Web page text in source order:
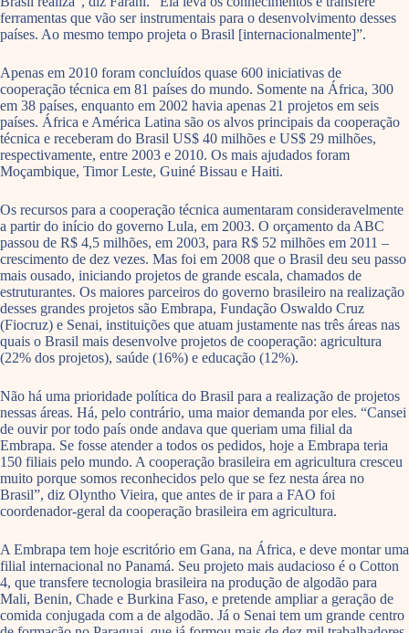
ferramentas que vão ser instrumentais para o desenvolvimento desses
países. Ao mesmo tempo projeta o Brasil [internacionalmente]”.
Apenas em 2010 foram concluídos quase 600 iniciativas de
cooperação técnica em 81 países do mundo. Somente na África, 300
em 38 países, enquanto em 2002 havia apenas 21 projetos em seis
países. África e América Latina são os alvos principais da cooperação
técnica e receberam do Brasil US$ 40 milhões e US$ 29 milhões,
respectivamente, entre 2003 e 2010. Os mais ajudados foram
Moçambique, Timor Leste, Guiné Bissau e Haiti.
Os recursos para a cooperação técnica aumentaram consideravelmente
a partir do início do governo Lula, em 2003. O orçamento da ABC
passou de R$ 4,5 milhões, em 2003, para R$ 52 milhões em 2011 –
crescimento de dez vezes. Mas foi em 2008 que o Brasil deu seu passo
mais ousado, iniciando projetos de grande escala, chamados de
estruturantes. Os maiores parceiros do governo brasileiro na realização
desses grandes projetos são Embrapa, Fundação Oswaldo Cruz
(Fiocruz) e Senai, instituições que atuam justamente nas três áreas nas
quais o Brasil mais desenvolve projetos de cooperação: agricultura
(22% dos projetos), saúde (16%) e educação (12%).
Não há uma prioridade política do Brasil para a realização de projetos
nessas áreas. Há, pelo contrário, uma maior demanda por eles. “Cansei
de ouvir por todo país onde andava que queriam uma filial da
Embrapa. Se fosse atender a todos os pedidos, hoje a Embrapa teria
150 filiais pelo mundo. A cooperação brasileira em agricultura cresceu
muito porque somos reconhecidos pelo que se fez nesta área no
Brasil”, diz Olyntho Vieira, que antes de ir para a FAO foi
coordenador-geral da cooperação brasileira em agricultura.
A Embrapa tem hoje escritório em Gana, na África, e deve montar uma
filial internacional no Panamá. Seu projeto mais audacioso é o Cotton
4, que transfere tecnologia brasileira na produção de algodão para
Mali, Benin, Chade e Burkina Faso, e pretende ampliar a geração de
comida conjugada com a de algodão. Já o Senai tem um grande centro